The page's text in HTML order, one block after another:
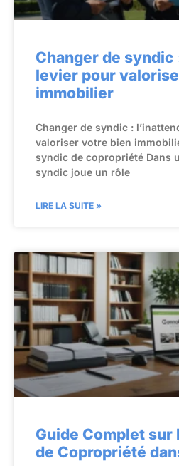
Changer de syndic
levier pour
immobilier
Changer de syndic :
valoriser votre bien
syndic de copropriété Dans
syndic joue un rôle
LIRE LA SUITE »
Guide Complet sur
de Copropriété